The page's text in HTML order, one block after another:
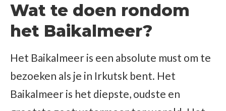
Wat te doen rondom
het Baikalmeer?
Het Baikalmeer is een absolute must om te
bezoeken als je in Irkutsk bent. Het
Baikalmeer is het diepste, oudste en